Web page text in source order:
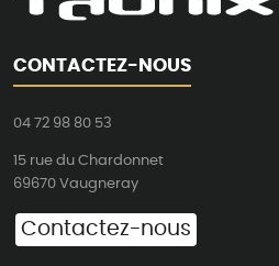
CONTACTEZ-NOUS
04 72 98 80 53
15 rue du Chardonnet
69670 Vaugneray
Contactez-nous